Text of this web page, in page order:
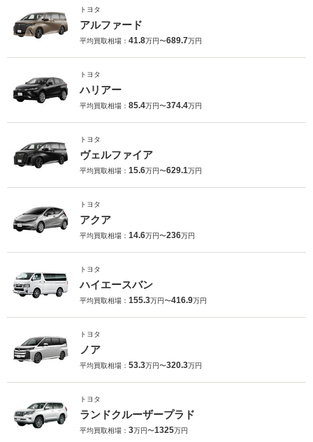
トヨタ
アルファード
平均買取相場： 41.8万円〜689.7万円
トヨタ
ハリアー
平均買取相場： 85.4万円〜374.4万円
トヨタ
ヴェルファイア
平均買取相場： 15.6万円〜629.1万円
トヨタ
アクア
平均買取相場： 14.6万円〜236万円
トヨタ
ハイエースバン
平均買取相場： 155.3万円〜416.9万円
トヨタ
ノア
平均買取相場： 53.3万円〜320.3万円
トヨタ
ランドクルーザープラド
平均買取相場： 3万円〜1325万円